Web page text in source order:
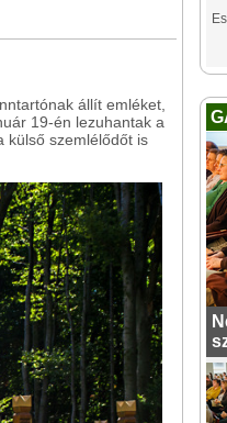
állít emléket,
19-én lezuhantak a
külső szemlélődőt is